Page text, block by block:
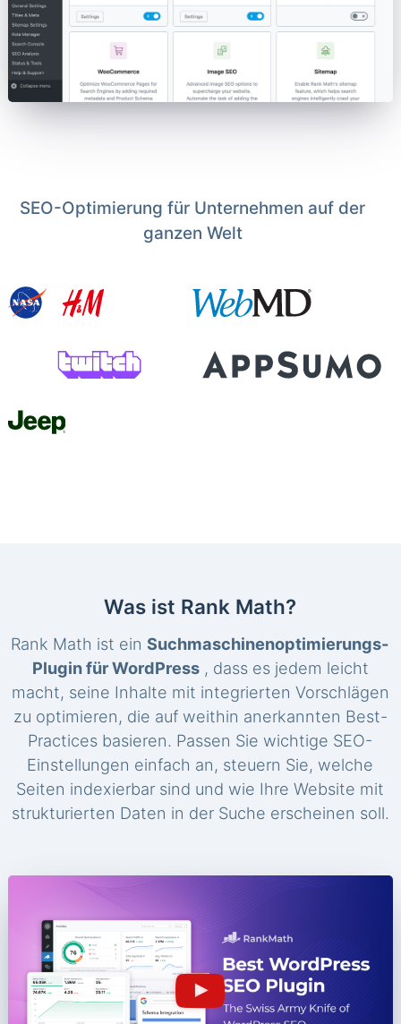
SEO-Optimierung für Unternehmen auf der
ganzen Welt
Was ist Rank Math?
Rank Math ist einSuchmaschinenoptimierungs-
Plugin für WordPress, dass es jedem leicht
macht, seine Inhalte mit integrierten Vorschlägen
zu optimieren, die auf weithin anerkannten Best-
Practices basieren. Passen Sie wichtige SEO-
Einstellungen einfach an, steuern Sie, welche
Seiten indexierbar sind und wie Ihre Website mit
strukturierten Daten in der Suche erscheinen soll.